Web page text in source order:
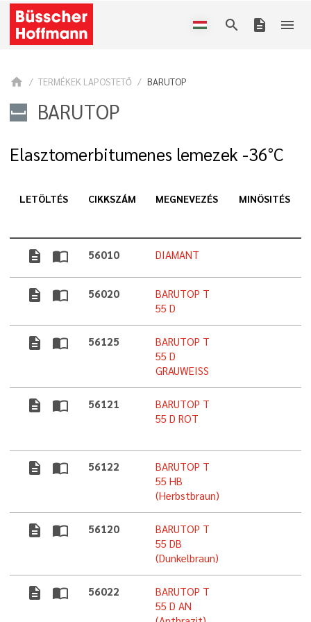
search description menu
home TERMÉKEK LAPOSTETŐ BARUTOP
BARUTOP
Elasztomerbitumenes lemezek -36°C
LETÖLTÉS CIKKSZÁM MEGNEVEZÉS MINÖSITÉS
description import_contacts 56010 DIAMANT
description import_contacts 56020
BARUTOP T
55 D
description import_contacts 56125
BARUTOP T
55 D
GRAUWEISS
description import_contacts 56121
BARUTOP T
55 D ROT
description import_contacts 56122
BARUTOP T
55 HB
(Herbstbraun)
description import_contacts 56120
BARUTOP T
55 DB
(Dunkelbraun)
description import_contacts 56022
BARUTOP T
55 D AN